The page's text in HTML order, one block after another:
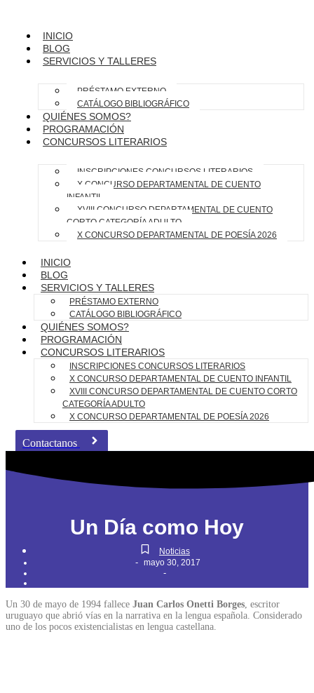
INICIO
BLOG
SERVICIOS Y TALLERES
PRÉSTAMO EXTERNO
CATÁLOGO BIBLIOGRÁFICO
QUIÉNES SOMOS?
PROGRAMACIÓN
CONCURSOS LITERARIOS
INSCRIPCIONES CONCURSOS LITERARIOS
X CONCURSO DEPARTAMENTAL DE CUENTO
INFANTIL
XVIII CONCURSO DEPARTAMENTAL DE CUENTO
CORTO CATEGORÍA ADULTO
X CONCURSO DEPARTAMENTAL DE POESÍA 2026
INICIO
BLOG
SERVICIOS Y TALLERES
PRÉSTAMO EXTERNO
CATÁLOGO BIBLIOGRÁFICO
QUIÉNES SOMOS?
PROGRAMACIÓN
CONCURSOS LITERARIOS
INSCRIPCIONES CONCURSOS LITERARIOS
X CONCURSO DEPARTAMENTAL DE CUENTO INFANTIL
XVIII CONCURSO DEPARTAMENTAL DE CUENTO CORTO
CATEGORÍA ADULTO
X CONCURSO DEPARTAMENTAL DE POESÍA 2026
Contactanos
Un Día como Hoy
Noticias
- mayo 30, 2017
-
Un 30 de mayo de 1994 fallece Juan Carlos Onetti Borges, escritor
uruguayo que abrió vías en la narrativa en la lengua española. Considerado
uno de los pocos existencialistas en lengua castellana.